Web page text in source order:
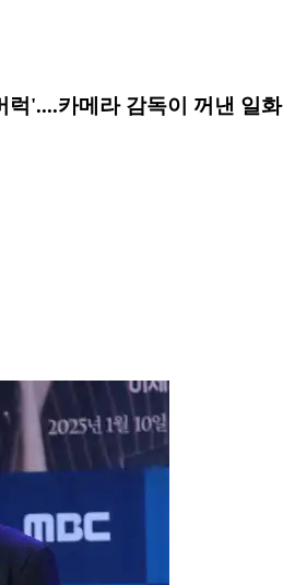
럭'....카메라 감독이 꺼낸 일화